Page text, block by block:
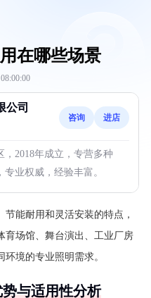
在哪些场景
公司
咨询 进店
2018年成立，专营多种
业权威，经验丰富。
节能耐用和灵活安装的特点，
育场馆、舞台演出、工业厂房
境的专业照明需求。
与适用性分析